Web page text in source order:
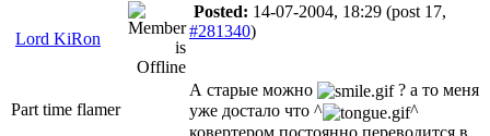
Lord KiRon
Posted: 14-07-2004, 18:29 (post 17,
#281340)
Part time flamer
А старые можно
? а то меня
уже достало что ^
^
ковертером постоянно переводится в